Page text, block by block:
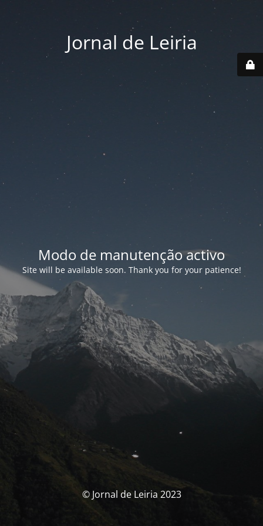
Jornal de Leiria
Modo de manutenção activo
Site will be available soon. Thank you for your patience!
© Jornal de Leiria 2023